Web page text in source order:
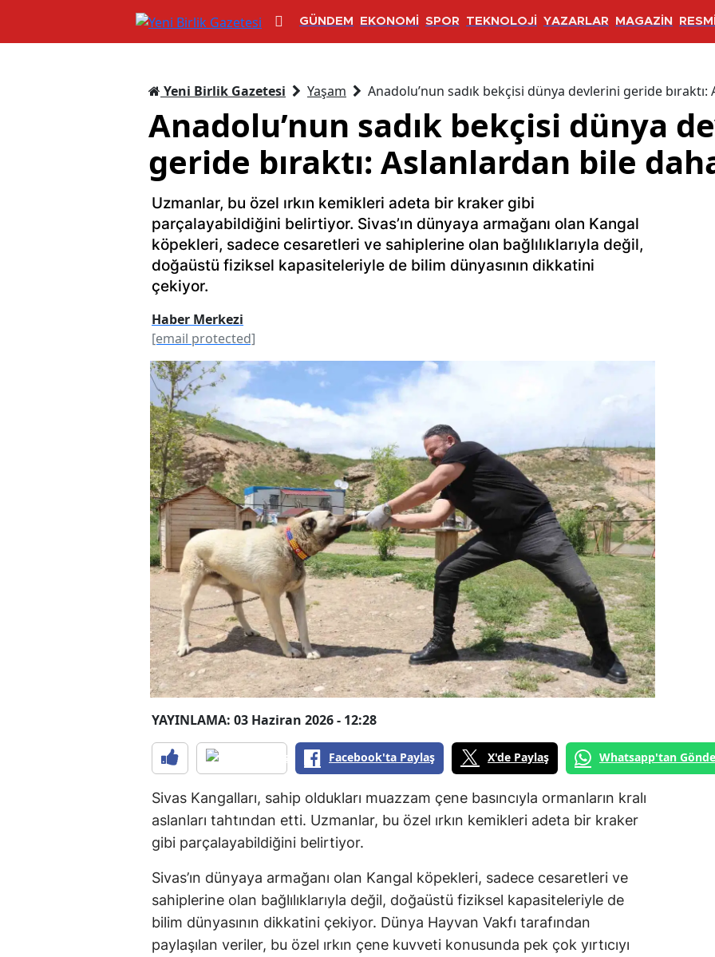
GÜNDEM EKONOMİ SPOR TEKNOLOJİ YAZARLAR MAGAZİN
Yeni Birlik Gazetesi Yaşam Anadolu’nun sadık bekçisi dünya devlerini geride
Anadolu’nun sadık bekçisi dünya
geride bıraktı: Aslanlardan bile
Uzmanlar, bu özel ırkın kemikleri adeta bir kraker gibi
parçalayabildiğini belirtiyor. Sivas’ın dünyaya armağanı olan Kangal
köpekleri, sadece cesaretleri ve sahiplerine olan bağlılıklarıyla değil,
doğaüstü fiziksel kapasiteleriyle de bilim dünyasının dikkatini
çekiyor.
Haber Merkezi
[email protected]
YAYINLAMA: 03 Haziran 2026 - 12:28
Facebook'ta Paylaş X'de Paylaş Whatsapp'tan
Sivas Kangalları, sahip oldukları muazzam çene basıncıyla ormanların kralı
aslanları tahtından etti. Uzmanlar, bu özel ırkın kemikleri adeta bir kraker
gibi parçalayabildiğini belirtiyor.
Sivas’ın dünyaya armağanı olan Kangal köpekleri, sadece cesaretleri ve
sahiplerine olan bağlılıklarıyla değil, doğaüstü fiziksel kapasiteleriyle de
bilim dünyasının dikkatini çekiyor. Dünya Hayvan Vakfı tarafından
paylaşılan veriler, bu özel ırkın çene kuvveti konusunda pek çok yırtıcıyı